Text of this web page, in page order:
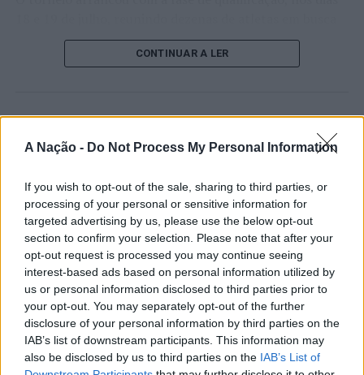
A Nação - Do Not Process My Personal Information
If you wish to opt-out of the sale, sharing to third parties, or
processing of your personal or sensitive information for
targeted advertising by us, please use the below opt-out
section to confirm your selection. Please note that after your
opt-out request is processed you may continue seeing
interest-based ads based on personal information utilized by
us or personal information disclosed to third parties prior to
your opt-out. You may separately opt-out of the further
disclosure of your personal information by third parties on the
IAB’s list of downstream participants. This information may
also be disclosed by us to third parties on the IAB’s List of
de um lugar no quadro principal. A cerimónia de
abertura contou com a presença do presidente da
início de uma competição que voltou a colocar o
ténis.
Apesar das desistências de última hora de jogadores
como Casper Ruud (Noruega), Alejandro Davidovich
Fokina (Espanha) e Matteo Arnaldi (Itália), a prova
apresentou um quadro competitivo de elevado nível,
liderado pelo russo Andrey Rublev, primeiro cabeça de
série, pelo italiano Luciano Darderi, pelo chileno
Alejandro Tabilo e pelo belga Alexander Blockx.
Um dos momentos mais aguardados da semana foi
também o regresso do suíço Stan Wawrinka ao Estoril,
integrado na digressão de despedida do antigo vencedor
CONTINUAR A LER
Castelo Branco: “Bienal
Internacional de Artes e Ofícios”
promete afirmar artesanato,
património e inovação como
“motores de desenvolvimento
económico e cultural” do município
português
Publicado 1 dia atrás on 07/08/2026
Por
Ígor Lopes